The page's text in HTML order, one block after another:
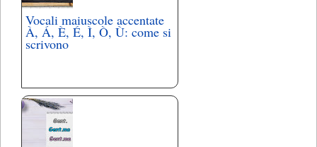
Vocali maiuscole accentate
À, Á, È, É, Ì, Ò, Ù: come si
scrivono